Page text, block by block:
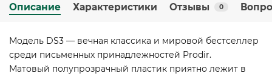
Описание Характеристики Отзывы 0
Модель DS3 — вечная классика и мировой бестселлер
среди письменных принадлежностей Prodir.
Матовый полупрозрачный пластик приятно лежит в